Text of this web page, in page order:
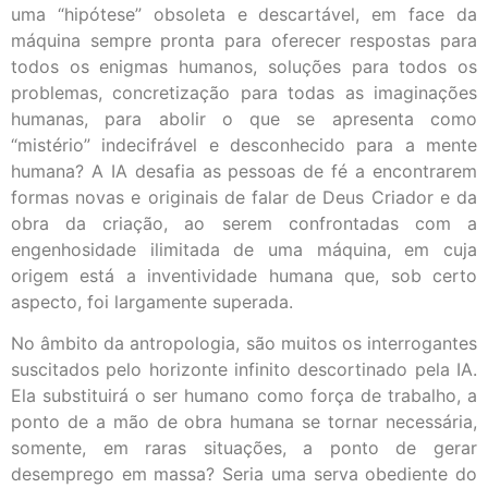
uma “hipótese” obsoleta e descartável, em face da
máquina sempre pronta para oferecer respostas para
todos os enigmas humanos, soluções para todos os
problemas, concretização para todas as imaginações
humanas, para abolir o que se apresenta como
“mistério” indecifrável e desconhecido para a mente
humana? A IA desafia as pessoas de fé a encontrarem
formas novas e originais de falar de Deus Criador e da
obra da criação, ao serem confrontadas com a
engenhosidade ilimitada de uma máquina, em cuja
origem está a inventividade humana que, sob certo
aspecto, foi largamente superada.
No âmbito da antropologia, são muitos os interrogantes
suscitados pelo horizonte infinito descortinado pela IA.
Ela substituirá o ser humano como força de trabalho, a
ponto de a mão de obra humana se tornar necessária,
somente, em raras situações, a ponto de gerar
desemprego em massa? Seria uma serva obediente do